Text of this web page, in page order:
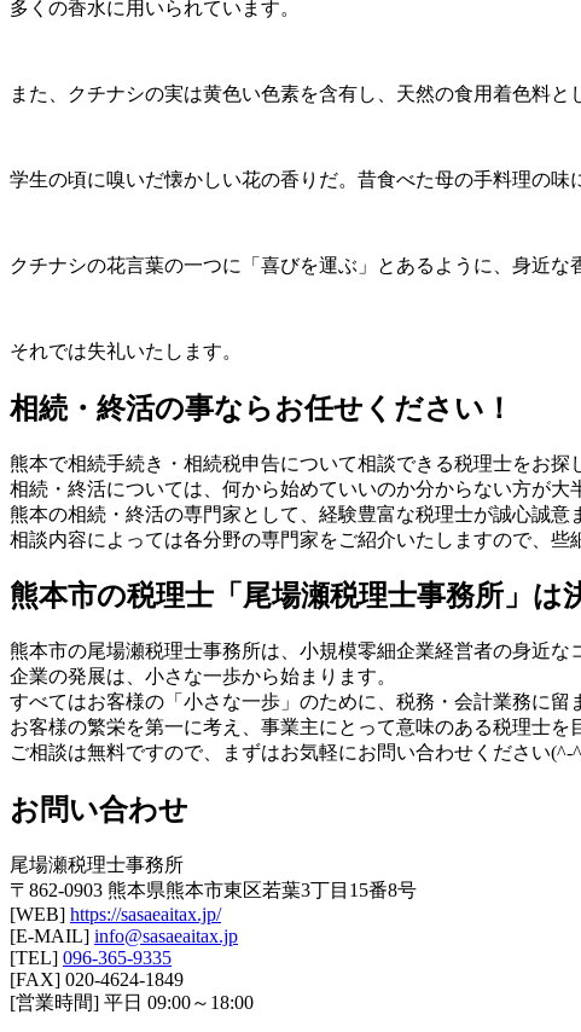
多くの香水に用いられています。
また、クチナシの実は黄色い色素を含有し、天然の食用着色料
学生の頃に嗅いだ懐かしい花の香りだ。昔食べた母の手料理の
クチナシの花言葉の一つに「喜びを運ぶ」とあるように、身近
それでは失礼いたします。
相続・終活の事ならお任せください！
熊本で相続手続き・相続税申告について相談できる税理士をお探
相続・終活については、何から始めていいのか分からない方が大
熊本の相続・終活の専門家として、経験豊富な税理士が誠心誠意
相談内容によっては各分野の専門家をご紹介いたしますので、
熊本市の税理士「尾場瀬税理士事務所」は
熊本市の尾場瀬税理士事務所は、小規模零細企業経営者の身近な
企業の発展は、小さな一歩から始まります。
すべてはお客様の「小さな一歩」のために、税務・会計業務に留
お客様の繁栄を第一に考え、事業主にとって意味のある税理士を
ご相談は無料ですので、まずはお気軽にお問い合わせください(^-
お問い合わせ
尾場瀬税理士事務所
〒862-0903 熊本県熊本市東区若葉3丁目15番8号
[WEB] https://sasaeaitax.jp/
[E-MAIL] info@sasaeaitax.jp
[TEL] 096-365-9335
[FAX] 020-4624-1849
[営業時間] 平日 09:00～18:00